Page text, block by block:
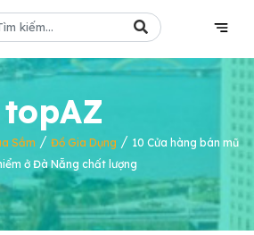
topAZ
Sắm / Đồ Gia Dụng / 10 Cửa hàng bán mũ
ở Đà Nẵng chất lượng